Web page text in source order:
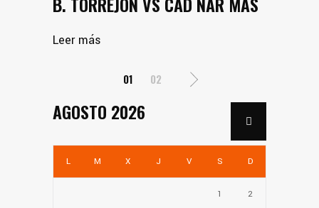
Leer más
PAGINACIÓN
DE
ENTRADAS
01 02
AGOSTO 2026
L M X J V S D
1 2